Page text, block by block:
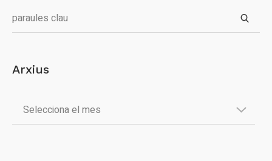
Arxius